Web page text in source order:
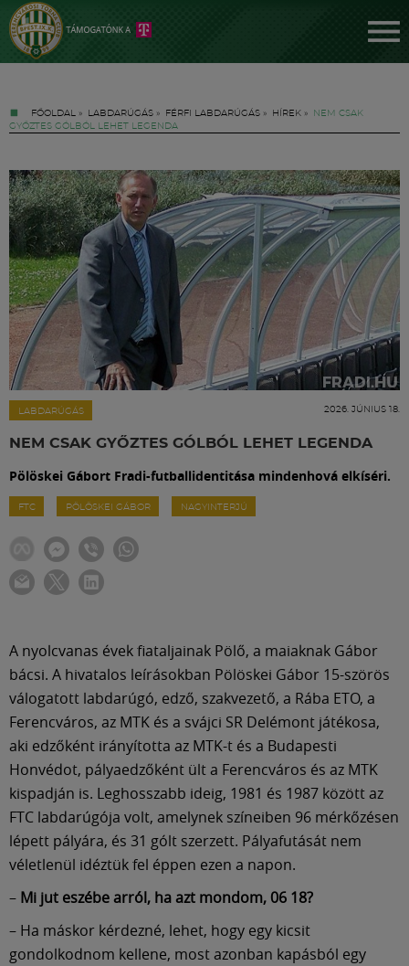
FŐOLDAL » LABDARÚGÁS » FÉRFI LABDARÚGÁS » HÍREK »
NEM CSAK
GYŐZTES GÓLBÓL LEHET LEGENDA
LABDARÚGÁS 2026. JÚNIUS 18.
NEM CSAK GYŐZTES GÓLBÓL LEHET LEGENDA
Pölöskei Gábort Fradi-futballidentitása mindenhová elkíséri.
FTC PÖLÖSKEI GÁBOR NAGYINTERJÚ
A nyolcvanas évek fiataljainak Pölő, a maiaknak Gábor
bácsi. A hivatalos leírásokban Pölöskei Gábor 15-szörös
válogatott labdarúgó, edző, szakvezető, a Rába ETO, a
Ferencváros, az MTK és a svájci SR Delémont játékosa,
aki edzőként irányította az MTK-t és a Budapesti
Honvédot, pályaedzőként ült a Ferencváros és az MTK
kispadján is. Leghosszabb ideig, 1981 és 1987 között az
FTC labdarúgója volt, amelynek színeiben 96 mérkőzésen
lépett pályára, és 31 gólt szerzett. Pályafutását nem
véletlenül idéztük fel éppen ezen a napon.
– Mi jut eszébe arról, ha azt mondom, 06 18?
– Ha máskor kérdezné, lehet, hogy egy kicsit
gondolkodnom kellene, most azonban kapásból egy
Jegyek
FM YouTube +
Hírek
Labdarúgás
Szakosztályok
Meccscenter
Klub
Szolgáltatások
Shop
Közösség
Múzeum
English